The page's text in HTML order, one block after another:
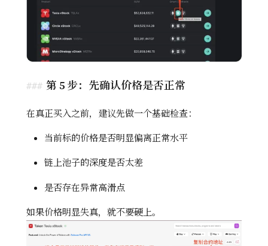
第 5 步：先确认价格是否正常
在真正买入之前，建议先做一个基础检查：
当前标的价格是否明显偏离正常水平
链上池子的深度是否太差
是否存在异常高滑点
如果价格明显失真，就不要硬上。